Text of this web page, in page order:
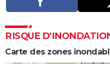
Bricolage
Lifestyle
Culture
Sport
Auto
Television
Voyage
Cinema
RISQUE
Carte des zones